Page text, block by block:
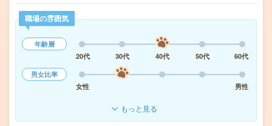
職場の雰囲気
年齢層
20代
30代 40代 50代
60代
男女比率
女性
男性
もっと見る